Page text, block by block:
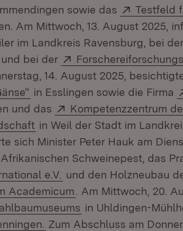
sowie das
Extern:
Testfeld
Fenster)
Am Mittwoch, 13. August 2025,
im Landkreis Ravensburg, bei der
Fenster)
bei der Extern:
14. August 2025,
(Öffnet in neuem Fenster)
in Esslingen sowie die Firma
und das
Extern:
Kompetenzzentrum
(Öffnet in neuem Fenster)
in Weil der Stadt im
sich Minister Peter Hauk am
Schweinepest, das
e.V. (Öffnet in neuem
und den Holzneubau
Academicum (Öffnet in neuem
. Am Mittwoch, 20.
(Öffnet in neuem
in Uhldingen-
(Öffnet in neuem Fenster)
Zum Abschluss am